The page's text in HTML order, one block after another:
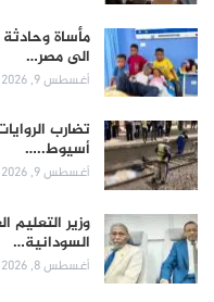
مأساة
الى مصر…
أغسطس 9, 2026
تضارب
أسيوط..…
أغسطس 9, 2026
وزير التعليم
السودانية…
أغسطس 8, 2026